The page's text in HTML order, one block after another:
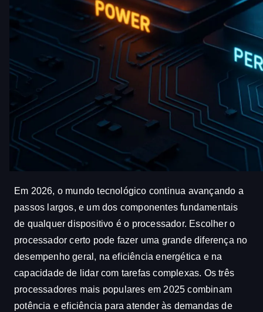
Em 2026, o mundo tecnológico continua avançando a
passos largos, e um dos componentes fundamentais
de qualquer dispositivo é o processador. Escolher o
processador certo pode fazer uma grande diferença no
desempenho geral, na eficiência energética e na
capacidade de lidar com tarefas complexas. Os três
processadores mais populares em 2025 combinam
potência e eficiência para atender às demandas de